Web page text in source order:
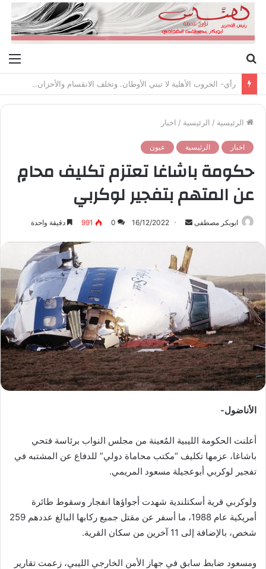
عن
رأي- الحروب الأهلية لا تبني الأوطان. وتخلف الانقسام والأحزان..
الرئيسية / الرئيسية / اخبار
اخبار الرئيسية عيون
حكومة باشاغا تعتزم تكليف محامٍ
عن المتهم بتفجير لوكربي
ابوبكر مصطفى
س
ل
د
ا
إ
ل
ك
ت
16/12/2022
0
991 دقيقة واحدة
الأناضول-
أعلنت الحكومة الليبية المُعينة من مجلس النواب برئاسة فتحي
باشاغا، عزمها تكليف “مكتب محاماة دولي” للدفاع عن المشتبه في
تفجير لوكربي أبوعجيلة مسعود المريمي.
ولوكربي قرية أسكتلندية شهدت أجواؤها انفجار وسقوط طائرة
أمريكية عام 1988، ما أسفر عن مقتل جميع ركابها البالغ عددهم 259
شخص، بالإضافة إلى 11 آخرين من سكان القرية.
ومسعود ضابط سابق في جهاز الأمن الخارجي الليبي، زعمت تقارير